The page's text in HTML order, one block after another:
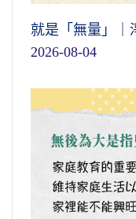
就是「無量」｜
2026-08-04